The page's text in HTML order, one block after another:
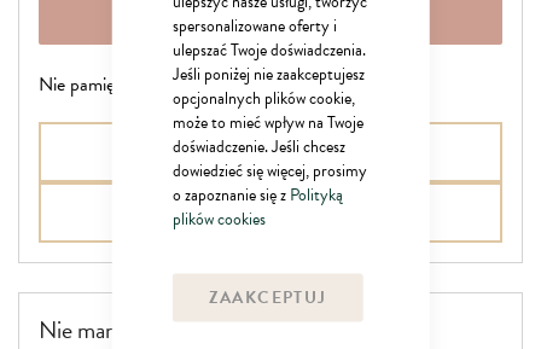
spersonalizowane oferty i
ulepszać Twoje doświadczenia.
Jeśli poniżej nie zaakceptujesz
opcjonalnych plików cookie,
może to mieć wpływ na Twoje
doświadczenie. Jeśli chcesz
dowiedzieć się więcej, prosimy
o zapoznanie się zPolityką
plików cookies
ZAAKCEPTUJ
ZALOGUJ SIĘ
Nie pamiętasz hasła?
Zaloguj się przez Google
Zaloguj się przez Facebook
Nie mam konta